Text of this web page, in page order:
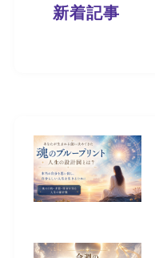
新着記事